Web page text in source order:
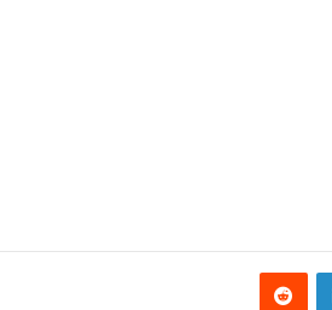
لینکدین‫رددیت